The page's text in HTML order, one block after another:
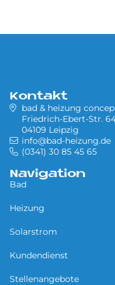
Kontakt
bad & heizung
Friedrich-Ebert-Str.
04109 Leipzig
info@bad-heizung.de
(0341) 30 85 45 65
Navigation
Bad
Heizung
Solarstrom
Kundendienst
Stellenangebote